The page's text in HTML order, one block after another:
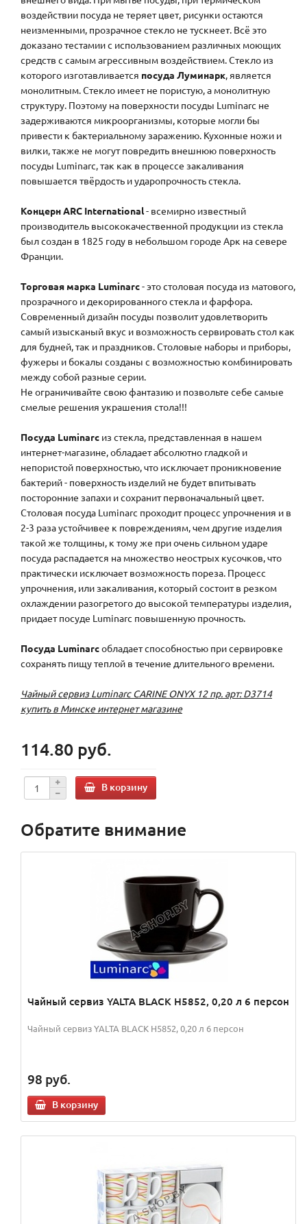
воздействии посуда не теряет цвет, рисунки остаются
неизменными, прозрачное стекло не тускнеет. Всё это
доказано тестамии с использованием различных моющих
средств с самым агрессивным воздействием. Стекло из
которого изготавливается посуда Луминарк, является
монолитным. Стекло имеет не пористую, а монолитную
структуру. Поэтому на поверхности посуды Luminarc не
задерживаются микроорганизмы, которые могли бы
привести к бактериальному заражению. Кухонные ножи и
вилки, также не могут повредить внешнюю поверхность
посуды Luminarc, так как в процессе закаливания
повышается твёрдость и ударопрочность стекла.
Концерн ARC International- всемирно известный
производитель высококачественной продукции из стекла
был создан в 1825 году в небольшом городе Арк на севере
Франции.
Торговая марка Luminarc- это столовая посуда из матового,
прозрачного и декорированного стекла и фарфора.
Современный дизайн посуды позволит удовлетворить
самый изысканый вкус и возможность сервировать стол как
для будней, так и праздников. Столовые наборы и приборы,
фужеры и бокалы созданы с возможностью комбинировать
между собой разные серии.
Не ограничивайте свою фантазию и позвольте себе самые
смелые решения украшения стола!!!
Посуда Luminarc из стекла, представленная в нашем
интернет-магазине, обладает абсолютно гладкой и
непористой поверхностью, что исключает проникновение
бактерий - поверхность изделий не будет впитывать
посторонние запахи и сохранит первоначальный цвет.
Столовая посуда Luminarc проходит процесс упрочнения и в
2-3 раза устойчивее к повреждениям, чем другие изделия
такой же толщины, к тому же при очень сильном ударе
посуда распадается на множество неострых кусочков, что
практически исключает возможность пореза. Процесс
упрочнения, или закаливания, который состоит в резком
охлаждении разогретого до высокой температуры изделия,
придает посуде Luminarc повышенную прочность.
Посуда Luminarcобладает способностью при сервировке
сохранять пищу теплой в течение длительного времени.
Чайный сервиз Luminarc CARINE ONYX 12 пр. арт: D3714
купить в Минске интернет магазине
114.80 руб.
В корзину
Обратите внимание
Чайный сервиз YALTA BLACK H5852, 0,20 л 6 персон
Чайный сервиз YALTA BLACK H5852, 0,20 л 6 персон
98 руб.
В корзину